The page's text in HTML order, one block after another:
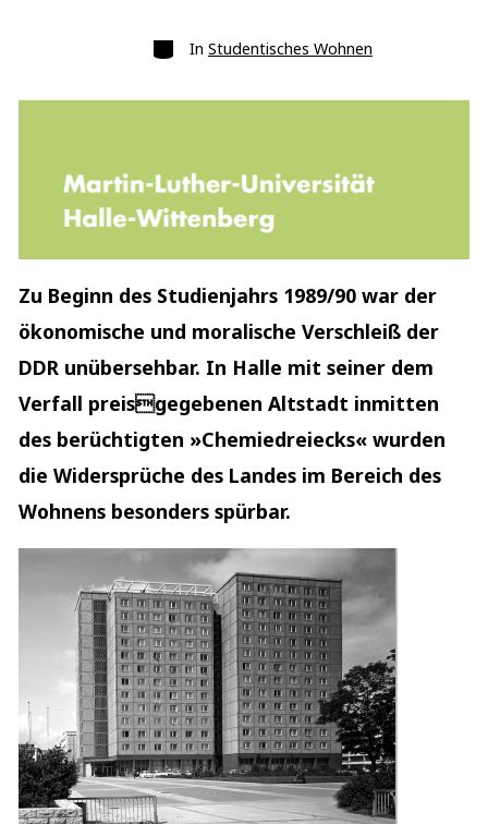
Kategorien
In Studentisches Wohnen
Zu Beginn des Studienjahrs 1989/90 war der
ökonomische und moralische Verschleiß der
DDR unübersehbar. In Halle mit seiner dem
Verfall preisgegebenen Altstadt inmitten
des berüchtigten »Chemiedreiecks« wurden
die Widersprüche des Landes im Bereich des
Wohnens besonders spürbar.